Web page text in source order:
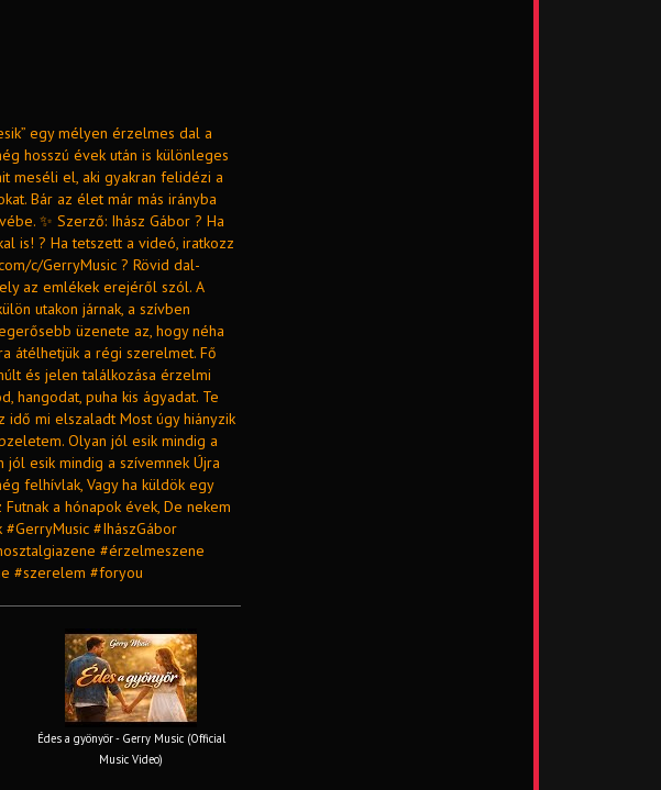
egy mélyen érzelmes dal a
hosszú évek után is különleges
meséli el, aki gyakran felidézi a
Bár az élet már más irányba
✨ Szerző: Ihász Gábor ? Ha
is! ? Ha tetszett a videó, iratkozz
c/GerryMusic ? Rövid dal-
az emlékek erejéről szól. A
utakon járnak, a szívben
üzenete az, hogy néha
átélhetjük a régi szerelmet. Fő
és jelen találkozása érzelmi
hangodat, puha kis ágyadat. Te
idő mi elszaladt Most úgy hiányzik
Olyan jól esik mindig a
esik mindig a szívemnek Újra
felhívlak, Vagy ha küldök egy
a hónapok évek, De nekem
#GerryMusic #IhászGábor
#érzelmeszene
#szerelem #foryou
Édes a gyönyör - Gerry Music (Official
Music Video)